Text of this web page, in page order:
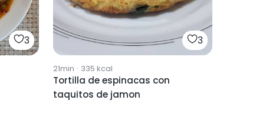
3 3
21min · 335 kcal
Tortilla de espinacas con
taquitos de jamon